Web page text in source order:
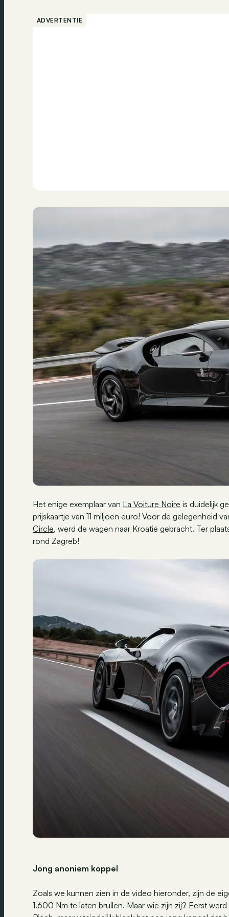
ADVERTENTIE
Het enige exemplaar van La Voiture Noire is duidelijk
prijskaartje van 11 miljoen euro! Voor de gelegenheid
Circle, werd de wagen naar Kroatië gebracht. Ter
rond Zagreb!
Jong anoniem koppel
Zoals we kunnen zien in de video hieronder, zijn de
1.600 Nm te laten brullen. Maar wie zijn zij? Eerst